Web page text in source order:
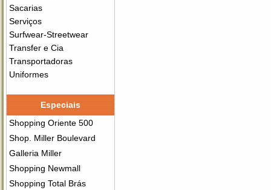
Sacarias
Serviços
Surfwear-Streetwear
Transfer e Cia
Transportadoras
Uniformes
Especiais
Shopping Oriente 500
Shop. Miller Boulevard
Galleria Miller
Shopping Newmall
Shopping Total Brás